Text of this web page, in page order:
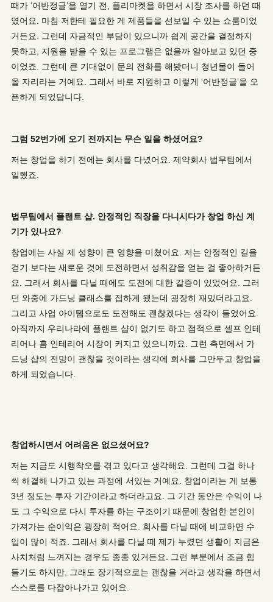
때가 ‘어반정글’을 열기 전, 플리마켓을 하면서 시장 조사를 하던 때
였어요. 마침 저한테 필요한 게 제품들을 선보일 수 있는 쇼룸이었
거든요. 그런데 자금적인 부담이 있으니까 쉽게 공간을 결정하지
못하고, 지원을 받을 수 있는 프로그램은 없을까 알아보고 있던 중
이었죠. 그런데 큰 기대없이 문의 전화를 해봤더니 청년몰이 들어
올 자리라는 거예요. 그래서 바로 지원하고 이렇게 ‘어반정글’을 오
픈하게 되었답니다.
그럼 52번가에 오기 전까지는 무슨 일을 하셨어요?
저는 창업을 하기 전에는 회사를 다녔어요. 제약회사 법무팀에서
일했죠.
법무팀에서 플랜트 샵. 안정적인 직장을 다니시다가 창업 하신 계
기가 있나요?
창업에는 사실 제 성향이 큰 영향을 미쳤어요. 저는 안정적인 길을
걷기 보다는 새로운 것에 도전하면서 성취감을 얻는 걸 좋아하거든
요. 그래서 회사를 다닐 때에도 도전에 대한 갈증이 있었어요. 그러
던 와중에 가드닝 클래스를 접하게 됐는데 굉장히 재밌더라고요.
그리고 사업 아이템으로도 도전해도 괜찮겠다는 생각이 들었어요.
아직까지 우리나라에 플랜트 샵이 없기도 하고 점적으로 셀프 인테
리어나 홈 인테리어 시장이 커지고 있으니까요. 그런 측면에서 가
드닝 샵의 전망이 괜찮을 것이라는 생각에 회사를 그만두고 창업을
하게 되었습니다.
창업하시면서 어려움은 없으셨어요?
저는 지금도 시행착오를 겪고 있다고 생각해요. 그런데 그걸 하나
씩 해결해 나가고 있는 과정에 서있는 거예요. 창업이라는 게 보통
3년 정도는 투자 기간이라고 하더라고요. 그 기간 동안은 수익이 나
도 그 수익으로 다시 투자를 하는 구조이기 때문에 창업한 본인이
가져가는 순이익은 굉장히 적어요. 회사를 다닐 때에 비교하면 수
입이 많이 적죠. 그래서 회사를 다닐 때 제가 누렸던 생활이 지금은
사치처럼 느껴지는 경우도 종종 있거든요. 그런 부분에서 조금 힘
들기도 하지만, 그래도 장기적으로는 괜찮을 거라고 생각을 하면서
스스로를 다잡아나가고 있어요.